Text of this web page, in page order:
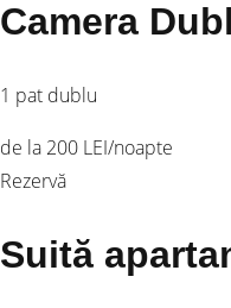
Camera
1 pat dublu
de la 200 LEI/noapte
Rezervă
Suită